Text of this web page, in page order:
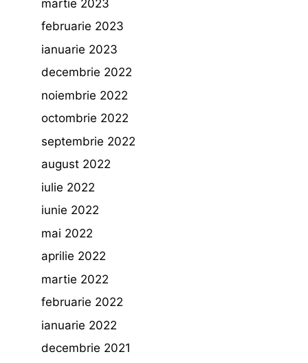
martie 2023
februarie 2023
ianuarie 2023
decembrie 2022
noiembrie 2022
octombrie 2022
septembrie 2022
august 2022
iulie 2022
iunie 2022
mai 2022
aprilie 2022
martie 2022
februarie 2022
ianuarie 2022
decembrie 2021